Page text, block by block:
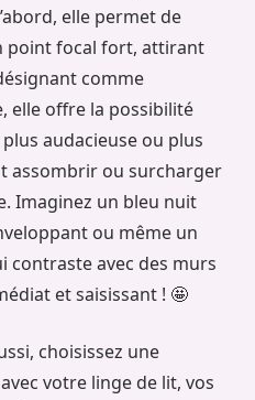
elle permet de
point focal fort, attirant
comme
elle offre la possibilité
audacieuse ou plus
assombrir ou surcharger
Imaginez un bleu nuit
ou même un
contraste avec des murs
et saisissant ! 🤩
choisissez une
votre linge de lit, vos